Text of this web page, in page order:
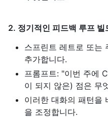
2. 정기적인 피드백 루프 빌
스프린트 레트로 또는
추가합니다.
프롬프트: "이번 주에
이 되지 않은) 점은 무
이러한 대화의 패턴을
을 조정합니다.